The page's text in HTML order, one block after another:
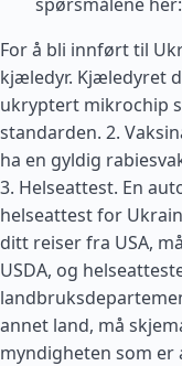
For å bli innført til
kjæledyr. Kjæledyret
ukryptert mikrochip
standarden. 2.
ha en gyldig
3. Helseattest. En
helseattest for
ditt reiser fra USA,
USDA, og
annet land, må
myndigheten som